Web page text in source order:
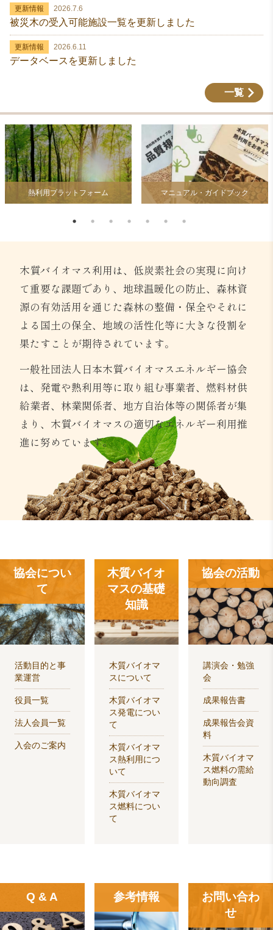
更新情報 2026.7.6
被災木の受入可能施設一覧を更新しました
更新情報 2026.6.11
データベースを更新しました
一覧
マニュアル・ガイドブック データベース
木質バイオマス利用は、低炭素社会の実現に向け
て重要な課題であり、地球温暖化の防止、森林資
源の有効活用を通じた森林の整備・保全やそれに
よる国土の保全、地域の活性化等に大きな役割を
果たすことが期待されています。
一般社団法人日本木質バイオマスエネルギー協会
は、発電や熱利用等に取り組む事業者、燃料材供
給業者、林業関係者、地方自治体等の関係者が集
まり、木質バイオマスの適切なエネルギー利用推
進に努めています。
協会につい
て
活動目的と事
業運営
役員一覧
法人会員一覧
入会のご案内
木質バイオ
マスの基礎
知識
木質バイオマ
スについて
木質バイオマ
ス発電につい
て
木質バイオマ
ス熱利用につ
いて
木質バイオマ
ス燃料につい
て
協会の活動
講演会・勉強
会
成果報告書
成果報告会資
料
木質バイオマ
ス燃料の需給
動向調査
Q & A 参考情報
お問い合わ
せ